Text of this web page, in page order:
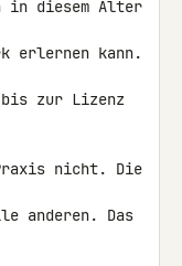
in diesem Alter
erlernen kann.
zur Lizenz
nicht. Die
anderen. Das